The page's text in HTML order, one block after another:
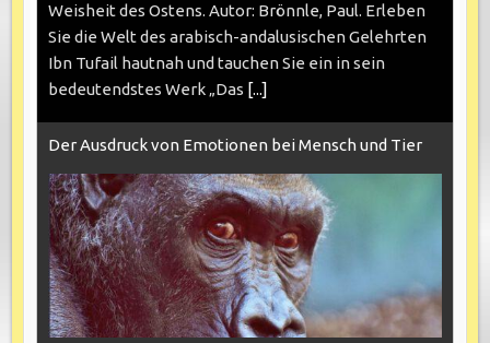
Weisheit des Ostens. Autor: Brönnle, Paul. Erleben
Sie die Welt des arabisch-andalusischen Gelehrten
Ibn Tufail hautnah und tauchen Sie ein in sein
bedeutendstes Werk „Das [...]
Der Ausdruck von Emotionen bei Mensch und Tier